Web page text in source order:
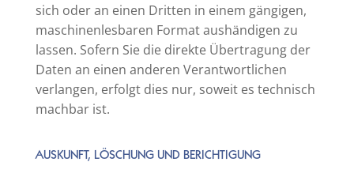
sich oder an einen Dritten in einem gängigen,
maschinenlesbaren Format aushändigen zu
lassen. Sofern Sie die direkte Übertragung der
Daten an einen anderen Verantwortlichen
verlangen, erfolgt dies nur, soweit es technisch
machbar ist.
AUSKUNFT, LÖSCHUNG UND BERICHTIGUNG